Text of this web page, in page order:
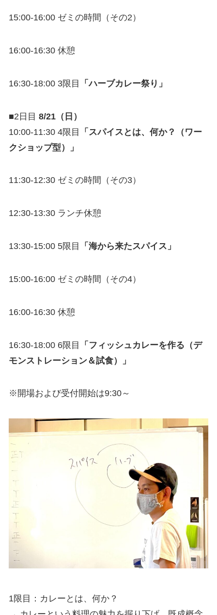
15:00-16:00 ゼミの時間（その2）
16:00-16:30 休憩
16:30-18:00 3限目 「ハーブカレー祭り」
■2日目 8/21（日）
10:00-11:30 4限目
「スパイスとは、何か？（ワー
クショップ型）」
11:30-12:30 ゼミの時間（その3）
12:30-13:30 ランチ休憩
13:30-15:00 5限目 「海から来たスパイス」
15:00-16:00 ゼミの時間（その4）
16:00-16:30 休憩
16:30-18:00 6限目
「フィッシュカレーを作る（デ
モンストレーション＆試食）」
※開場および受付開始は9:30～
1限目：カレーとは、何か？